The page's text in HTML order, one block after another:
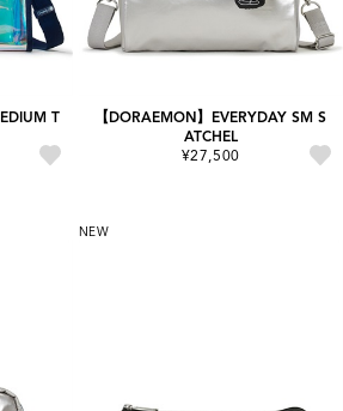
T
【DORAEMON】EVERYDAY SM S
ATCHEL
¥27,500
NEW